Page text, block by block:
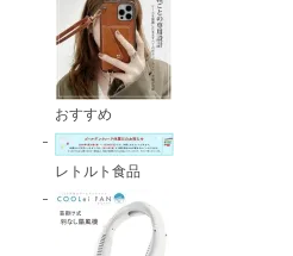
おすすめ
レトルト食品